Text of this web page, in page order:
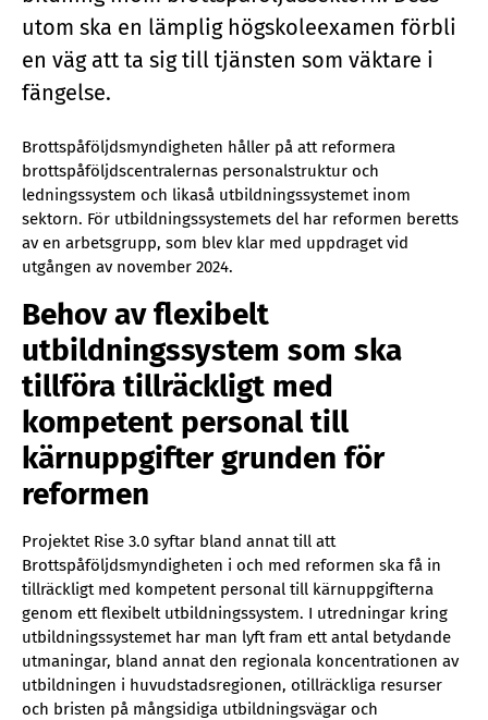
utom ska en lämp­lig hög­sko­le­ex­a­men för­bli
en väg att ta sig till tjäns­ten som väk­ta­re i
fäng­el­se.
Brottspåföljdsmyndigheten håller på att reformera
brottspåföljdscentralernas personalstruktur och
ledningssystem och likaså utbildningssystemet inom
sektorn. För utbildningssystemets del har reformen beretts
av en arbetsgrupp, som blev klar med uppdraget vid
utgången av november 2024.
Behov av flexibelt
utbildningssystem som ska
tillföra tillräckligt med
kompetent personal till
kärnuppgifter grunden för
reformen
Projektet Rise 3.0 syftar bland annat till att
Brottspåföljdsmyndigheten i och med reformen ska få in
tillräckligt med kompetent personal till kärnuppgifterna
genom ett flexibelt utbildningssystem. I utredningar kring
utbildningssystemet har man lyft fram ett antal betydande
utmaningar, bland annat den regionala koncentrationen av
utbildningen i huvudstadsregionen, otillräckliga resurser
och bristen på mångsidiga utbildningsvägar och